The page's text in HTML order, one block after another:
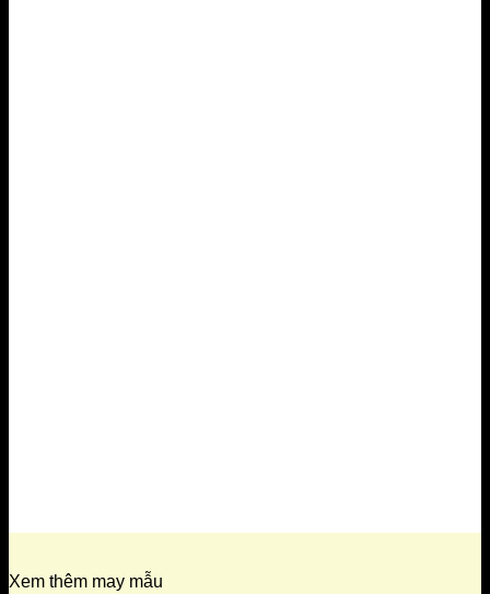
Xem thêm may mẫu